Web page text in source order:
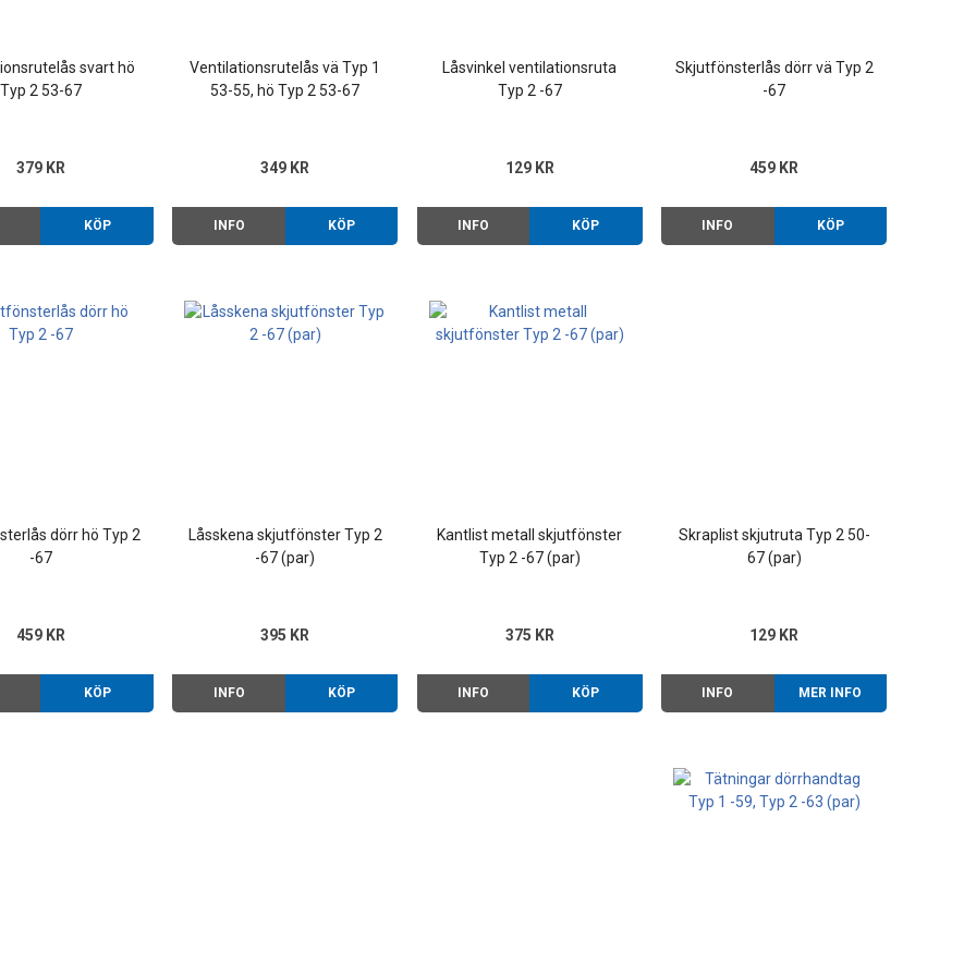
svart hö
Typ 2 53-67
379 KR
KÖP
Ventilationsrutelås vä Typ 1
53-55, hö Typ 2 53-67
349 KR
INFO KÖP
Låsvinkel ventilationsruta
Typ 2 -67
129 KR
INFO KÖP
Skjutfönsterlås dörr vä Typ 2
-67
459 KR
INFO KÖP
dörr hö Typ 2
-67
459 KR
KÖP
Låsskena skjutfönster Typ 2
-67 (par)
395 KR
INFO KÖP
Kantlist metall skjutfönster
Typ 2 -67 (par)
375 KR
INFO KÖP
Skraplist skjutruta Typ 2 50-
67 (par)
129 KR
INFO MER INFO